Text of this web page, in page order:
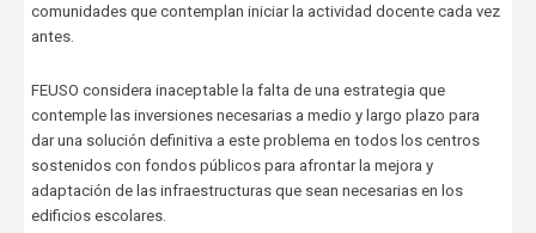
comunidades que contemplan iniciar la actividad docente cada vez
antes.
FEUSO considera inaceptable la falta de una estrategia que
contemple las inversiones necesarias a medio y largo plazo para
dar una solución definitiva a este problema en todos los centros
sostenidos con fondos públicos para afrontar la mejora y
adaptación de las infraestructuras que sean necesarias en los
edificios escolares.